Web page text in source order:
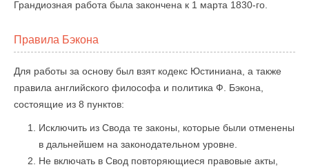
Грандиозная работа была закончена к 1 марта 1830-го.
Правила Бэкона
Для работы за основу был взят кодекс Юстиниана, а также
правила английского философа и политика Ф. Бэкона,
состоящие из 8 пунктов:
Исключить из Свода те законы, которые были отменены
в дальнейшем на законодательном уровне.
Не включать в Свод повторяющиеся правовые акты,